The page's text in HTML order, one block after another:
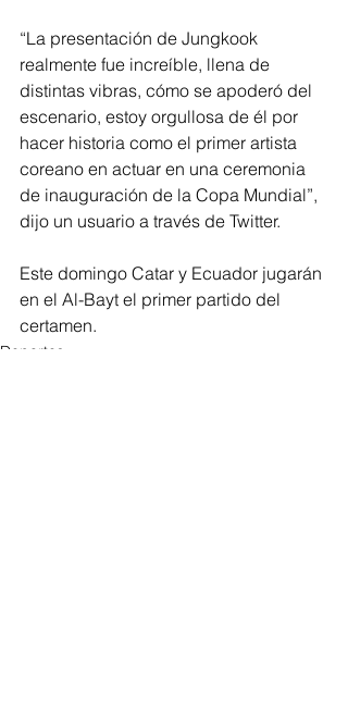
“La presentación de Jungkook
realmente fue increíble, llena de
distintas vibras, cómo se apoderó del
escenario, estoy orgullosa de él por
hacer historia como el primer artista
coreano en actuar en una ceremonia
de inauguración de la Copa Mundial”,
dijo un usuario a través de Twitter.
Este domingo Catar y Ecuador jugarán
en el Al-Bayt el primer partido del
certamen.
Deportes